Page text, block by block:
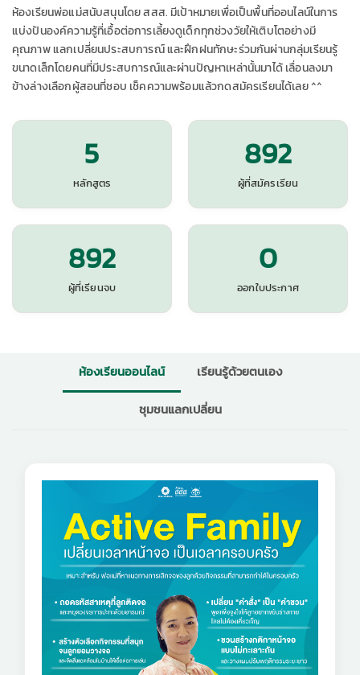
ห้องเรียนพ่อแม่สนับสนุนโดย สสส. มีเป้าหมายเพื่อเป็นพื้นที่ออนไลน์ในการ
แบ่งปันองค์ความรู้ที่เอื้อต่อการเลี้ยงดูเด็กทุกช่วงวัยให้เติบโตอย่างมี
คุณภาพ แลกเปลี่ยนประสบการณ์ และฝึกฝนทักษะร่วมกันผ่านกลุ่มเรียนรู้
ขนาดเล็กโดยคนที่มีประสบการณ์และผ่านปัญหาเหล่านั้นมาได้ เลื่อนลงมา
ข้างล่างเลือกผู้สอนที่ชอบ เช็คความพร้อมแล้วกดสมัครเรียนได้เลย ^^
5
หลักสูตร
892
ผู้ที่สมัครเรียน
892
ผู้ที่เรียนจบ
0
ออกใบประกาศ
ห้องเรียนออนไลน์ เรียนรู้ด้วยตนเอง
ชุมชนแลกเปลี่ยน